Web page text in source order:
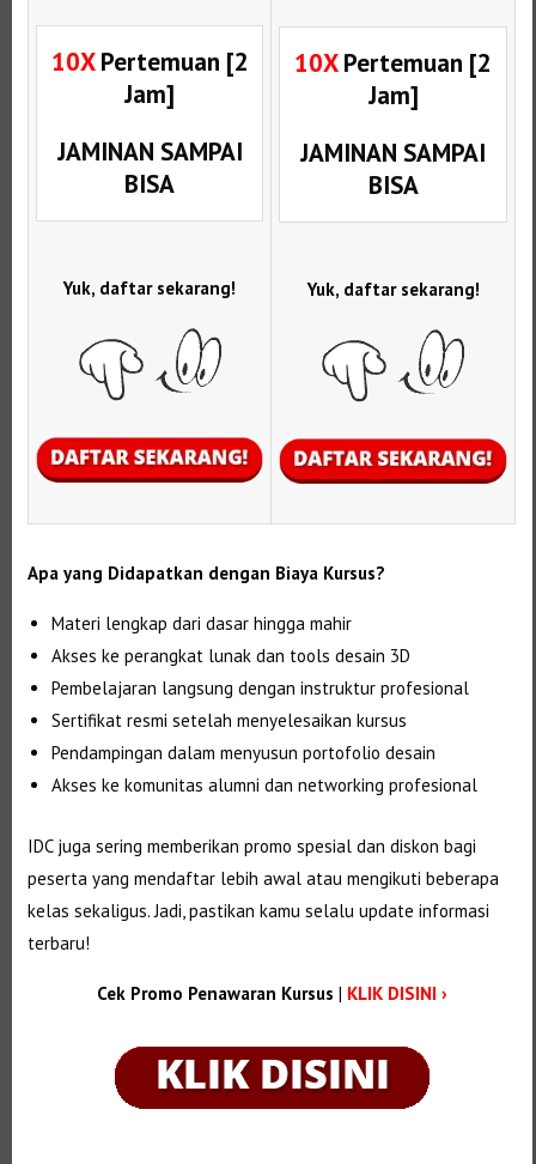
10XPertemuan [2
Jam]
JAMINAN SAMPAI
BISA
Yuk, daftar sekarang!
10XPertemuan [2
Jam]
JAMINAN SAMPAI
BISA
Yuk, daftar sekarang!
Apa yang Didapatkan dengan Biaya Kursus?
Materi lengkap dari dasar hingga mahir
Akses ke perangkat lunak dan tools desain 3D
Pembelajaran langsung dengan instruktur profesional
Sertifikat resmi setelah menyelesaikan kursus
Pendampingan dalam menyusun portofolio desain
Akses ke komunitas alumni dan networking profesional
IDC juga sering memberikan promo spesial dan diskon bagi
peserta yang mendaftar lebih awal atau mengikuti beberapa
kelas sekaligus. Jadi, pastikan kamu selalu update informasi
terbaru!
Cek Promo Penawaran Kursus | KLIK DISINI ›